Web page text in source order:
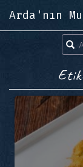
Arda'nın